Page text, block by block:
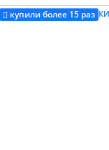
купили более 15 раз